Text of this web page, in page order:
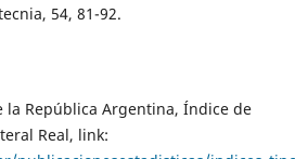
54, 81-92.
la República Argentina, Índice de
Real, link: